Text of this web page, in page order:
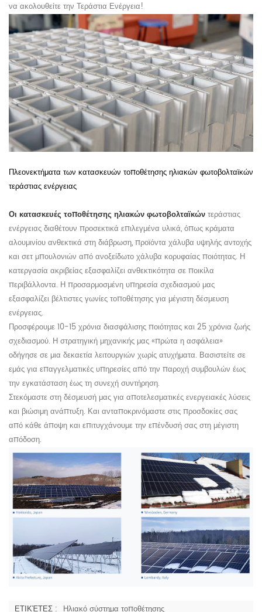
να ακολουθείτε την Τεράστια Ενέργεια!
Πλεονεκτήματα των κατασκευών τοποθέτησης ηλιακών φωτοβολταϊκών
τεράστιας ενέργειας
Οι κατασκευές τοποθέτησης ηλιακών φωτοβολταϊκώντεράστιας
ενέργειας διαθέτουν προσεκτικά επιλεγμένα υλικά, όπως κράματα
αλουμινίου ανθεκτικά στη διάβρωση, προϊόντα χάλυβα υψηλής αντοχής
και σετ μπουλονιών από ανοξείδωτο χάλυβα κορυφαίας ποιότητας. Η
κατεργασία ακριβείας εξασφαλίζει ανθεκτικότητα σε ποικίλα
περιβάλλοντα. Η προσαρμοσμένη υπηρεσία σχεδιασμού μας
εξασφαλίζει βέλτιστες γωνίες τοποθέτησης για μέγιστη δέσμευση
ενέργειας.
Προσφέρουμε 10-15 χρόνια διασφάλισης ποιότητας και 25 χρόνια ζωής
σχεδιασμού. Η στρατηγική μηχανικής μας «πρώτα η ασφάλεια»
οδήγησε σε μια δεκαετία λειτουργιών χωρίς ατυχήματα. Βασιστείτε σε
εμάς για επαγγελματικές υπηρεσίες από την παροχή συμβουλών έως
την εγκατάσταση έως τη συνεχή συντήρηση.
Στεκόμαστε στη δέσμευσή μας για αποτελεσματικές ενεργειακές λύσεις
και βιώσιμη ανάπτυξη. Και ανταποκρινόμαστε στις προσδοκίες σας
από κάθε άποψη και επιτυγχάνουμε την επένδυσή σας στη μέγιστη
απόδοση.
ΕΤΙΚΈΤΕΣ : Ηλιακό σύστημα τοποθέτησης